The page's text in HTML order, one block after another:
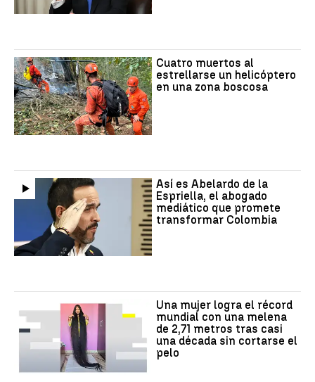
Cuatro muertos al
estrellarse un helicóptero
en una zona boscosa
Así es Abelardo de la
Espriella, el abogado
mediático que promete
transformar Colombia
Una mujer logra el récord
mundial con una melena
de 2,71 metros tras casi
una década sin cortarse el
pelo